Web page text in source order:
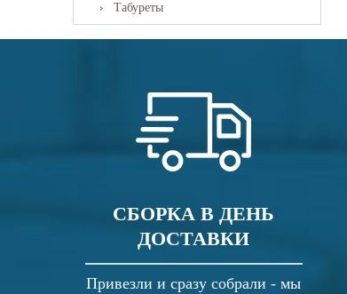
Табуреты
СБОРКА В ДЕНЬ
ДОСТАВКИ
Привезли и сразу собрали - мы